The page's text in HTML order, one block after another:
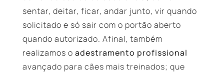
sentar, deitar, ficar, andar junto, vir quando
solicitado e só sair com o portão aberto
quando autorizado. Afinal, também
realizamos o adestramento profissional
avançado para cães mais treinados; que